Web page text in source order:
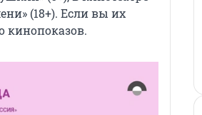
(18+). Если вы их
кинопоказов.